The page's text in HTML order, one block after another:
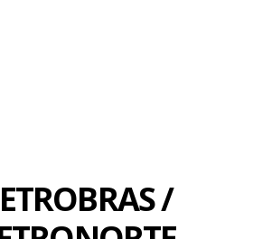
/